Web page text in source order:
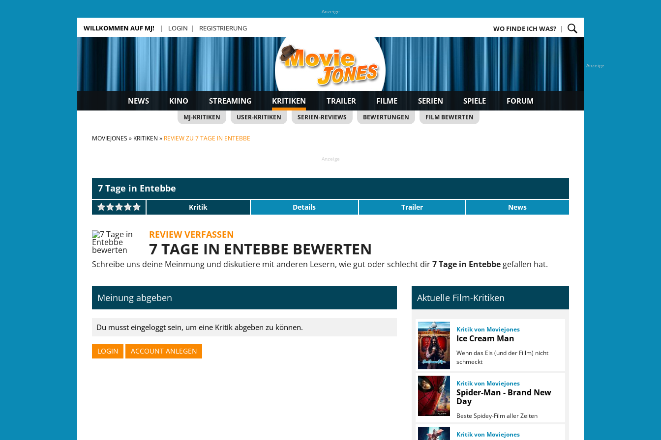
Anzeige
Anzeige
WILLKOMMEN AUF MJ! LOGIN REGISTRIERUNG WO FINDE ICH WAS?
NEWS KINO STREAMING KRITIKEN TRAILER FILME SERIEN SPIELE FORUM
MJ-KRITIKEN USER-KRITIKEN SERIEN-REVIEWS BEWERTUNGEN FILM BEWERTEN
MOVIEJONES KRITIKEN REVIEW ZU 7 TAGE IN ENTEBBE
Anzeige
7 Tage in Entebbe
Kritik Details Trailer News
REVIEW VERFASSEN
7 TAGE IN ENTEBBE BEWERTEN
Schreibe uns deine Meinmung und diskutiere mit anderen Lesern, wie gut oder schlecht dir7 Tage in Entebbe gefallen hat.
Meinung abgeben
Du musst eingeloggt sein, um eine Kritik abgeben zu können.
LOGIN ACCOUNT ANLEGEN
Aktuelle Film-Kritiken
Kritik von Moviejones
Ice Cream Man
Wenn das Eis (und der Fillm) nicht
schmeckt
Kritik von Moviejones
Spider-Man - Brand New
Day
Beste Spidey-Film aller Zeiten
Kritik von Moviejones